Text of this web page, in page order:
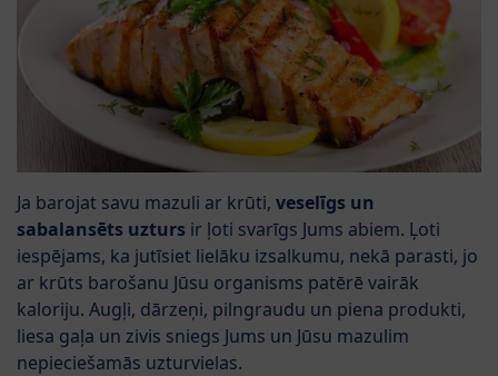
Ja barojat savu mazuli ar krūti, veselīgs un
sabalansēts uzturs ir ļoti svarīgs Jums abiem. Ļoti
iespējams, ka jutīsiet lielāku izsalkumu, nekā parasti, jo
ar krūts barošanu Jūsu organisms patērē vairāk
kaloriju. Augļi, dārzeņi, pilngraudu un piena produkti,
liesa gaļa un zivis sniegs Jums un Jūsu mazulim
nepieciešamās uzturvielas.